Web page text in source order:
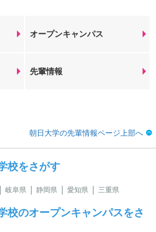
オープンキャンパス
先輩情報
朝日大学の先輩情報ページ上部へ
校をさがす
岐阜県 静岡県 愛知県 三重県
校のオープンキャンパスをさ